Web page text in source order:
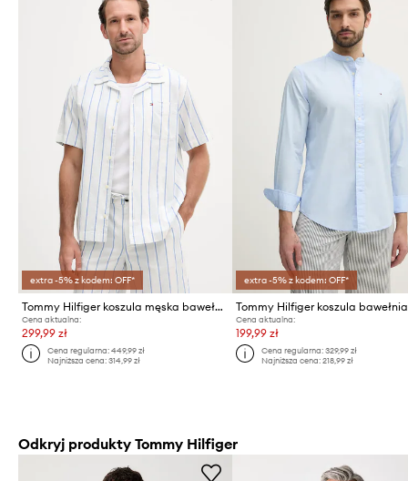
extra -5% z kodem: OFF*
Tommy Hilfiger koszula męska bawełniana SUMMER
Cena aktualna:
299,99 zł
Cena regularna:449,99 zł
Najniższa cena:314,99 zł
extra -5% z kodem: OFF*
Tommy Hilfiger koszula
Cena aktualna:
199,99 zł
Cena regularna: 329,99 zł
Najniższa cena: 218,99 zł
Odkryj produkty Tommy Hilfiger